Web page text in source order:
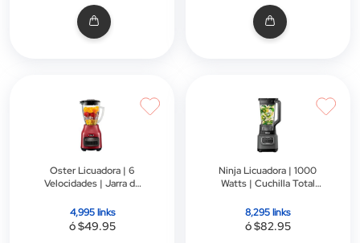
Oster Licuadora | 6
Velocidades | Jarra de
4,995 links
ó $49.95
Ninja Licuadora | 1000
Watts | Cuchilla Total
8,295 links
ó $82.95